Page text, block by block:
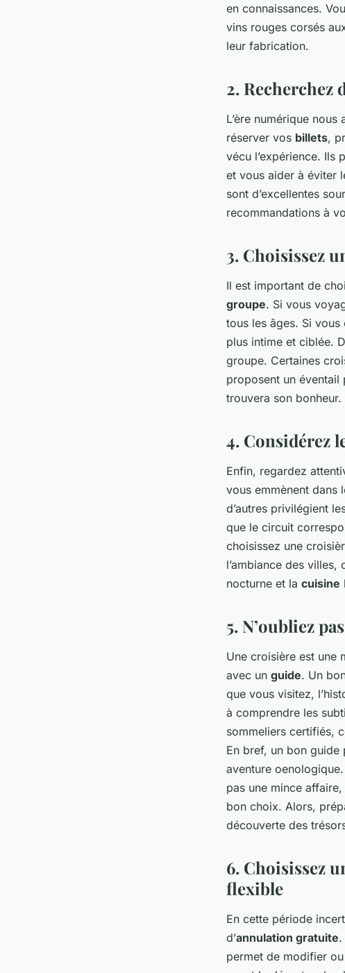
en connaissances.
vins rouges corsés
leur fabrication.
2. Recherchez
L’ère numérique
réserver vos billets,
vécu l’expérience. Ils
et vous aider à éviter
sont d’excellentes
recommandations à
3. Choisissez
Il est important de
groupe. Si vous
tous les âges. Si
plus intime et ciblée.
groupe. Certaines
proposent un éventail
trouvera son bonheur.
4. Considérez
Enfin, regardez
vous emmènent dans
d’autres privilégient
que le circuit
choisissez une
l’ambiance des
nocturne et la cuisine
5. N’oubliez
Une croisière est une
avec un guide. Un
que vous visitez,
à comprendre les
sommeliers certifiés,
En bref, un bon
aventure
pas une mince
bon choix. Alors,
découverte des
6. Choisissez
flexible
En cette période
d’annulation gratuite.
permet de modifier ou